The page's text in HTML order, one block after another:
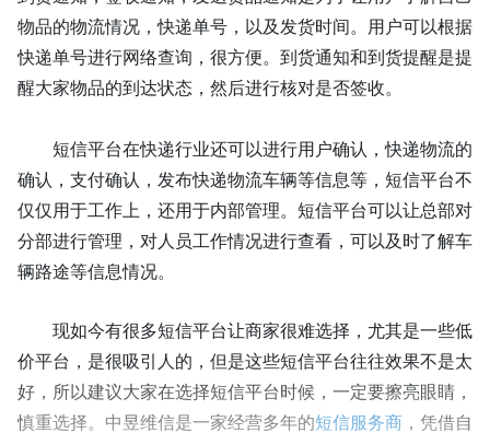
物品的物流情况，快递单号，以及发货时间。用户可以根据
快递单号进行网络查询，很方便。到货通知和到货提醒是提
醒大家物品的到达状态，然后进行核对是否签收。
短信平台在快递行业还可以进行用户确认，快递物流的
确认，支付确认，发布快递物流车辆等信息等，短信平台不
仅仅用于工作上，还用于内部管理。短信平台可以让总部对
分部进行管理，对人员工作情况进行查看，可以及时了解车
辆路途等信息情况。
现如今有很多短信平台让商家很难选择，尤其是一些低
价平台，是很吸引人的，但是这些短信平台往往效果不是太
好，所以建议大家在选择短信平台时候，一定要擦亮眼睛，
慎重选择。中昱维信是一家经营多年的短信服务商 ， 凭借自